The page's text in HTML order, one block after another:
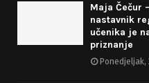
Maja Čečur
nastavnik
učenika je
priznanje
Ponedjeljak,